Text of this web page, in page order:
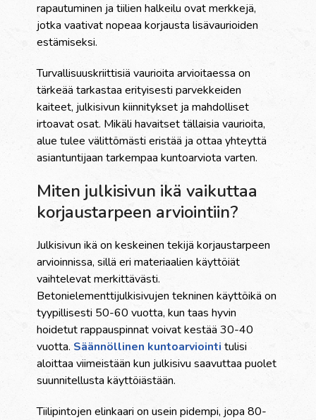
rapautuminen ja tiilien halkeilu ovat merkkejä,
jotka vaativat nopeaa korjausta lisävaurioiden
estämiseksi.
Turvallisuuskriittisiä vaurioita arvioitaessa on
tärkeää tarkastaa erityisesti parvekkeiden
kaiteet, julkisivun kiinnitykset ja mahdolliset
irtoavat osat. Mikäli havaitset tällaisia vaurioita,
alue tulee välittömästi eristää ja ottaa yhteyttä
asiantuntijaan tarkempaa kuntoarviota varten.
Miten julkisivun ikä vaikuttaa
korjaustarpeen arviointiin?
Julkisivun ikä on keskeinen tekijä korjaustarpeen
arvioinnissa, sillä eri materiaalien käyttöiät
vaihtelevat merkittävästi.
Betonielementtijulkisivujen tekninen käyttöikä on
tyypillisesti 50-60 vuotta, kun taas hyvin
hoidetut rappauspinnat voivat kestää 30-40
vuotta. Säännöllinen kuntoarviointi tulisi
aloittaa viimeistään kun julkisivu saavuttaa puolet
suunnitellusta käyttöiästään.
Tiilipintojen elinkaari on usein pidempi, jopa 80-